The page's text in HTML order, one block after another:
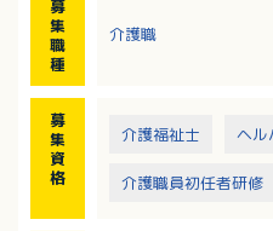
・レクリエーションの
募
集
職
種
介護職
募
集
資
格
介護福祉士 ヘル
介護職員初任者研修